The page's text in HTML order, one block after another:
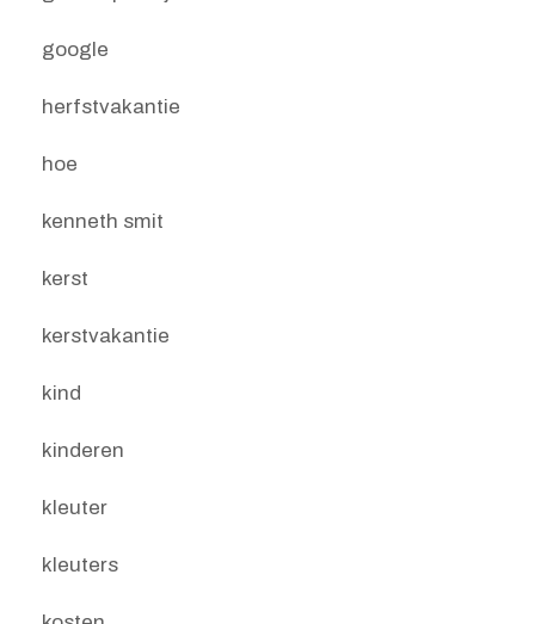
google
herfstvakantie
hoe
kenneth smit
kerst
kerstvakantie
kind
kinderen
kleuter
kleuters